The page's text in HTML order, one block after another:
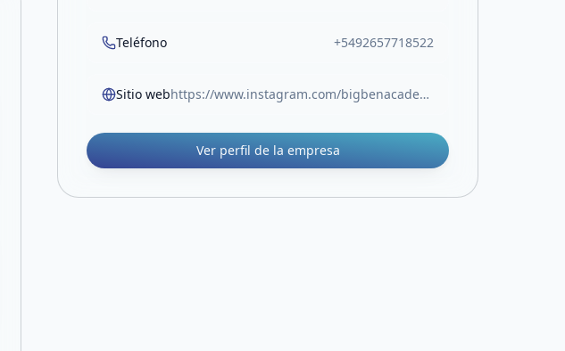
Teléfono +5492657718522
Sitio web https://www.instagram.com/bigbenacademiadeingles?igsh=NnRvNmhtd2ZsYjVy&utm_source=qr
Ver perfil de la empresa